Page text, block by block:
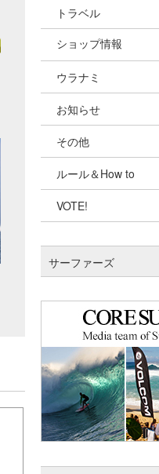
トラベル
ショップ情報
ショップ情報
湘南
千葉北
伊豆
千葉南
四国
沖縄
ウラナミ
お知らせ
その他
ルール＆How to
VOTE!
サーファーズ